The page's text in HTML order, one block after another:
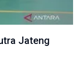
Jateng